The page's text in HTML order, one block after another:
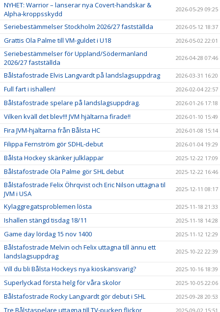
NYHET: Warrior – lanserar nya Covert-handskar &
Alpha-kroppsskydd
2026-05-29 09:25
Seriebestämmelser Stockholm 2026/27 fastställda 2026-05-12 18:37
Grattis Ola Palme till VM-guldet i U18 2026-05-02 22:01
Seriebestämmelser för Uppland/Södermanland
2026/27 fastställda
2026-04-28 07:46
Bålstafostrade Elvis Langvardt på landslagsuppdrag 2026-03-31 16:20
Full fart i ishallen! 2026-02-04 22:57
Bålstafostrade spelare på landslagsuppdrag. 2026-01-26 17:18
Vilken kväll det blev!!! JVM hjältarna firade!! 2026-01-10 15:49
Fira JVM-hjältarna från Bålsta HC 2026-01-08 15:14
Filippa Fernström gör SDHL-debut 2026-01-04 19:29
Bålsta Hockey skänker julklappar 2025-12-22 17:09
Bålstafostrade Ola Palme gör SHL debut 2025-12-22 16:46
Bålstafostrade Felix Öhrqvist och Eric Nilson uttagna til
JVM i USA
2025-12-11 08:17
Kylaggregatsproblemen lösta 2025-11-18 21:33
Ishallen stängd tisdag 18/11 2025-11-18 14:28
Game day lördag 15 nov 1400 2025-11-12 12:29
Bålstafostrade Melvin och Felix uttagna till ännu ett
landslagsuppdrag
2025-10-22 22:39
Vill du bli Bålsta Hockeys nya kioskansvarig? 2025-10-16 18:39
Superlyckad första helg för våra skolor 2025-10-05 22:06
Bålstafostrade Rocky Langvardt gör debut i SHL 2025-09-28 20:53
Tre Bålstaspelare uttagna till TV-pucken flickor 2025-09-02 15:51